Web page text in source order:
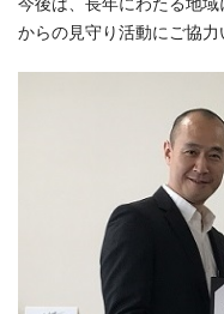
今後は、長年にわたる地
からの見守り活動にご協力